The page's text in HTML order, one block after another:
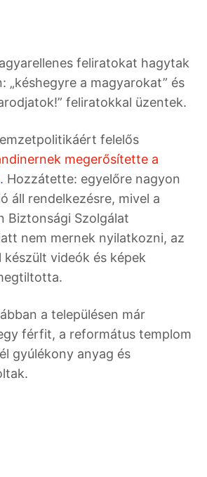
feliratokat hagytak
„késhegyre a magyarokat” és
feliratokkal üzentek.
felelős
megerősítette a
. Hozzátette: egyelőre nagyon
áll rendelkezésre, mivel a
Biztonsági Szolgálat
nem mernek nyilatkozni, az
készült videók és képek
a településen már
férfit, a református templom
gyúlékony anyag és